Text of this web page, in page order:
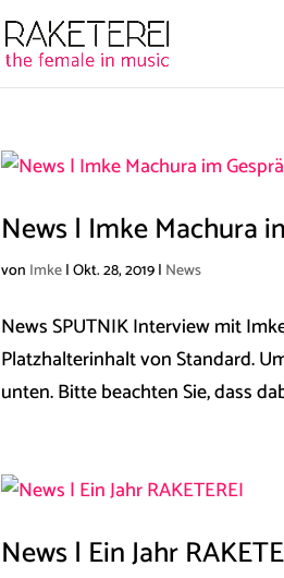
News | Imke Machura
von Imke|Okt. 28, 2019| News
News SPUTNIK Interview mit
Platzhalterinhalt von Standard.
unten. Bitte beachten Sie, dass
News | Ein Jahr